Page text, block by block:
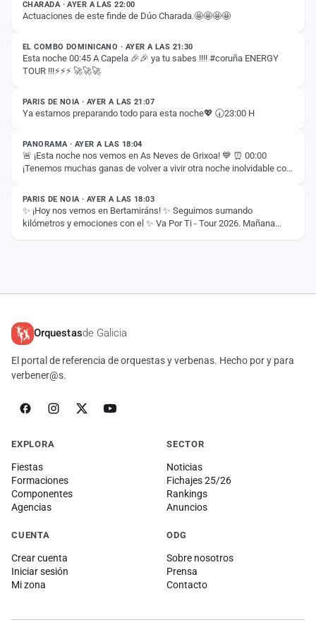
CHARADA · AYER A LAS 22:00
Actuaciones de este finde de Dúo Charada.🤩🤩🤩🤩
ESTADO
EL COMBO DOMINICANO · AYER A LAS 21:30
Esta noche 00:45 A Capela 🎉🎉 ya tu sabes !!!! #coruña ENERGY
TOUR !!!⚡️⚡️⚡️ 🚀🚀🚀
ESTADO
PARIS DE NOIA · AYER A LAS 21:07
Ya estamos preparando todo para esta noche💖 🕢23:00 H
ESTADO
PANORAMA · AYER A LAS 18:04
🚨 ¡Esta noche nos vemos en As Neves de Grixoa! 💙 ⏰ 00:00
¡Tenemos muchas ganas de volver a vivir otra noche inolvidable con
ESTADO
PARIS DE NOIA · AYER A LAS 18:03
✨ ¡Hoy nos vemos en Bertamiráns! ✨ Seguimos sumando
kilómetros y emociones con el ✨ Va Por Ti - Tour 2026. Mañana
Orquestasde Galicia
El portal de referencia de orquestas y verbenas. Hecho por y para
verbener@s.
EXPLORA
Fiestas
Formaciones
Componentes
Agencias
SECTOR
Noticias
Fichajes 25/26
Rankings
Anuncios
CUENTA
Crear cuenta
Iniciar sesión
Mi zona
ODG
Sobre nosotros
Prensa
Contacto